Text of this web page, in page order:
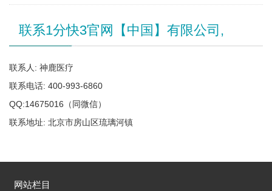
联系1分快3官网【中国】有限公司,
联系人: 神鹿医疗
联系电话: 400-993-6860
QQ:14675016（同微信）
联系地址: 北京市房山区琉璃河镇
网站栏目